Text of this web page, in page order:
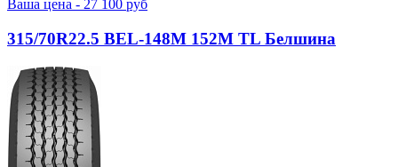
Ваша цена - 27 100 руб
315/70R22.5 BEL-148М 152M TL Белшина